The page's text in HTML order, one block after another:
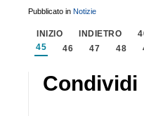
Pubblicato in Notizie
INIZIO INDIETRO
45
46 47 48
Condividi